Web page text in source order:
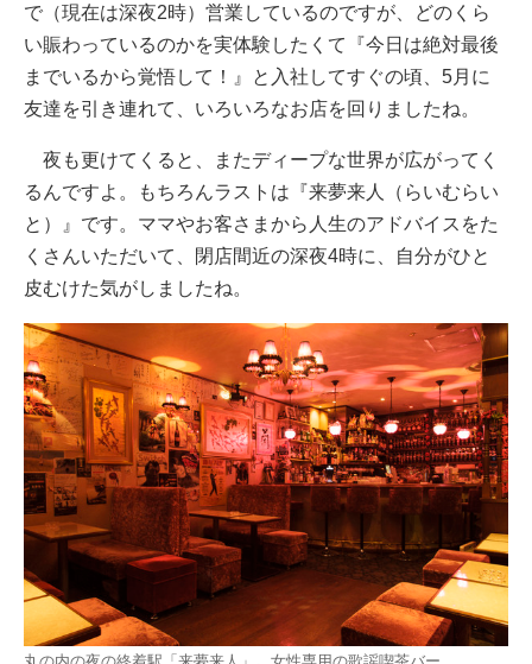
で（現在は深夜2時）営業しているのですが、どのくら
い賑わっているのかを実体験したくて『今日は絶対最後
までいるから覚悟して！』と入社してすぐの頃、5月に
友達を引き連れて、いろいろなお店を回りましたね。
夜も更けてくると、またディープな世界が広がってく
るんですよ。もちろんラストは『来夢来人（らいむらい
と）』です。ママやお客さまから人生のアドバイスをた
くさんいただいて、閉店間近の深夜4時に、自分がひと
皮むけた気がしましたね。